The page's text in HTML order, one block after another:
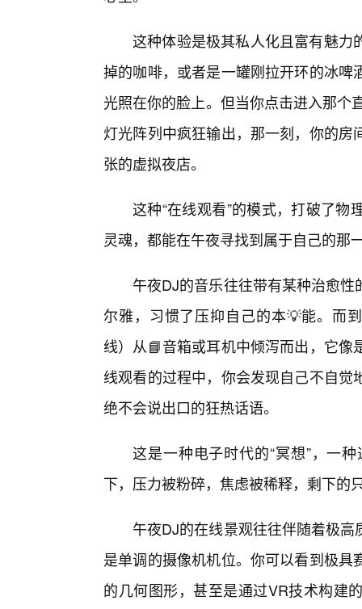
这种体验是极其私人化且富有魅力
掉的咖啡，或者是一罐刚拉开环的冰
光照在你的脸上。但当你点击进入那个
灯光阵列中疯狂输出，那一刻，你的
张的虚拟夜店。
这种“在线观看”的模式，打破了
灵魂，都能在午夜寻找到属于自己的那
午夜DJ的音乐往往带有某种治愈
尔雅，习惯了压抑自己的本💡能。而
线）从📘音箱或耳机中倾泻而出，它
线观看的过程中，你会发现自己不自
绝不会说出口的狂热话语。
这是一种电子时代的“冥想”，一
下，压力被粉碎，焦虑被稀释，剩下的
午夜DJ的在线景观往往伴随着极
是单调的摄像机机位。你可以看到极
的几何图形，甚至是通过VR技术构建